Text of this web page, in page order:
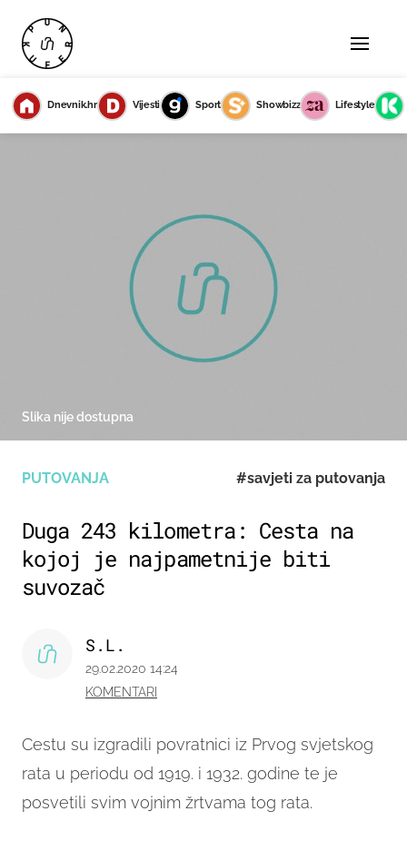
Dnevnik.hr Vijesti Sport Showbizz Lifestyle
PUTOVANJA #savjeti za putovanja
Duga 243 kilometra: Cesta na
kojoj je najpametnije biti
suvozač
Cestu su izgradili povratnici iz Prvog svjetskog
rata u periodu od 1919. i 1932. godine te je
posvetili svim vojnim žrtvama tog rata.
S.L.
29.02.2020 14:24
KOMENTARI
Slika nije dostupna